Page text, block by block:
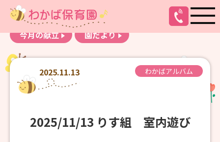
お知らせ
わかばアルバム
今月の献立
園だより
2025.11.13 わかばアルバム
2025/11/13 りす組 室内遊び